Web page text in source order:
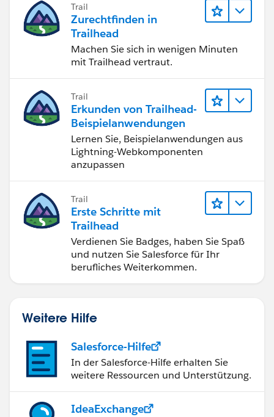
Trail
Zurechtfinden in
Trailhead
Machen Sie sich in wenigen Minuten
mit Trailhead vertraut.
Trail
Erkunden von Trailhead-
Beispielanwendungen
Lernen Sie, Beispielanwendungen aus
Lightning-Webkomponenten
anzupassen
Trail
Erste Schritte mit
Trailhead
Verdienen Sie Badges, haben Sie Spaß
und nutzen Sie Salesforce für Ihr
berufliches Weiterkommen.
Weitere Hilfe
Salesforce-Hilfe
In der Salesforce-Hilfe erhalten Sie
weitere Ressourcen und Unterstützung.
IdeaExchange